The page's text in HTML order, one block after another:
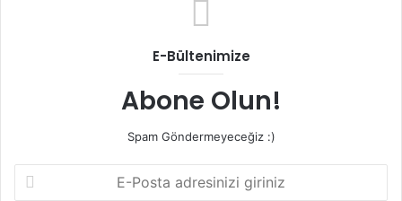
E-Bültenimize
Abone Olun!
Spam Göndermeyeceğiz :)
Posta